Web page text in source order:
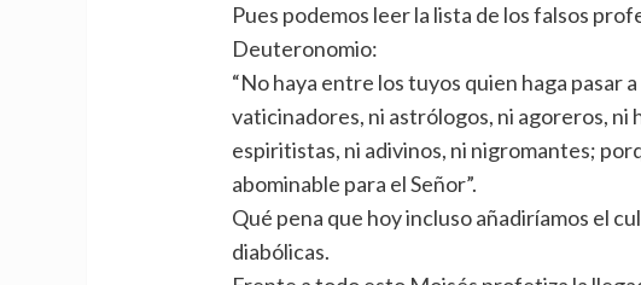
Pues podemos leer la lista de los falsos
Deuteronomio:
“No haya entre los tuyos quien haga pasar
vaticinadores, ni astrólogos, ni agoreros, ni
espiritistas, ni adivinos, ni nigromantes;
abominable para el Señor”.
Qué pena que hoy incluso añadiríamos el
diabólicas.